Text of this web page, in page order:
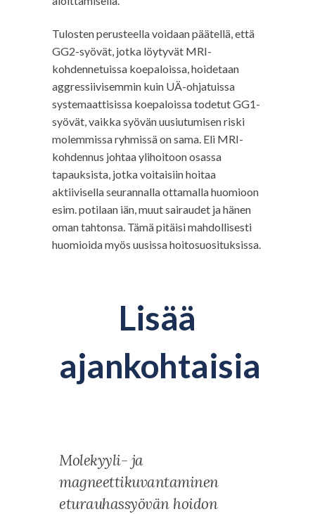
Tulosten perusteella voidaan päätellä, että
GG2-syövät, jotka löytyvät MRI-
kohdennetuissa koepaloissa, hoidetaan
aggressiivisemmin kuin UÄ-ohjatuissa
systemaattisissa koepaloissa todetut GG1-
syövät, vaikka syövän uusiutumisen riski
molemmissa ryhmissä on sama. Eli MRI-
kohdennus johtaa ylihoitoon osassa
tapauksista, jotka voitaisiin hoitaa
aktiivisella seurannalla ottamalla huomioon
esim. potilaan iän, muut sairaudet ja hänen
oman tahtonsa. Tämä pitäisi mahdollisesti
huomioida myös uusissa hoitosuosituksissa.
Lisää
ajankohtaisia
Molekyyli- ja
magneettikuvantaminen
eturauhassyövän hoidon